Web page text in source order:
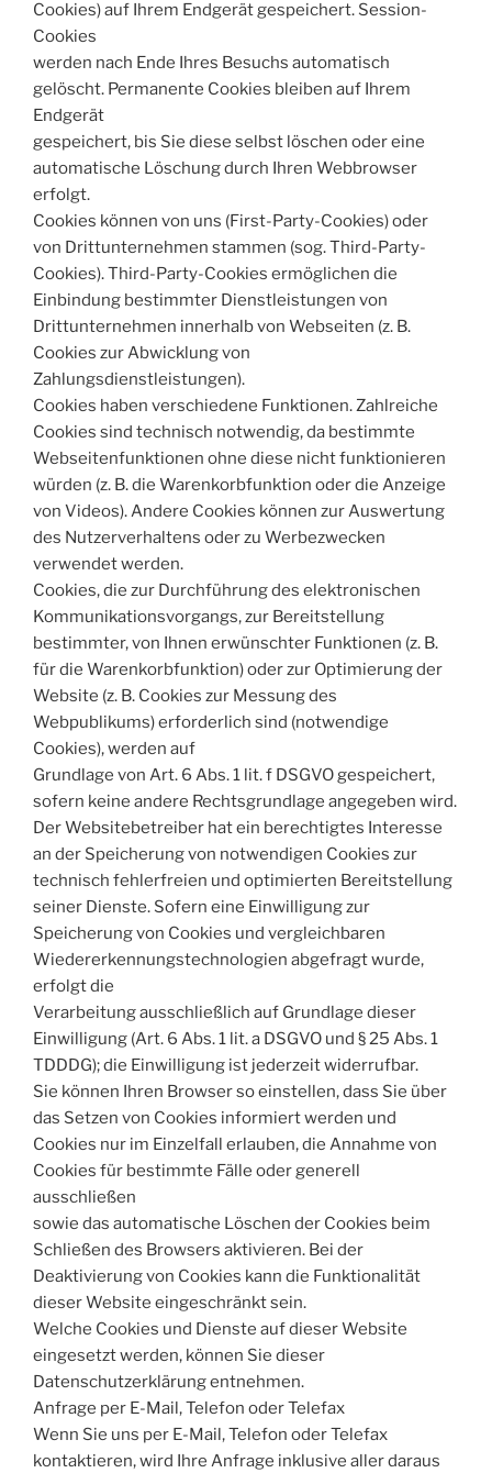
Cookies) auf Ihrem Endgerät gespeichert. Session-
Cookies
werden nach Ende Ihres Besuchs automatisch
gelöscht. Permanente Cookies bleiben auf Ihrem
Endgerät
gespeichert, bis Sie diese selbst löschen oder eine
automatische Löschung durch Ihren Webbrowser
erfolgt.
Cookies können von uns (First-Party-Cookies) oder
von Drittunternehmen stammen (sog. Third-Party-
Cookies). Third-Party-Cookies ermöglichen die
Einbindung bestimmter Dienstleistungen von
Drittunternehmen innerhalb von Webseiten (z. B.
Cookies zur Abwicklung von
Zahlungsdienstleistungen).
Cookies haben verschiedene Funktionen. Zahlreiche
Cookies sind technisch notwendig, da bestimmte
Webseitenfunktionen ohne diese nicht funktionieren
würden (z. B. die Warenkorbfunktion oder die Anzeige
von Videos). Andere Cookies können zur Auswertung
des Nutzerverhaltens oder zu Werbezwecken
verwendet werden.
Cookies, die zur Durchführung des elektronischen
Kommunikationsvorgangs, zur Bereitstellung
bestimmter, von Ihnen erwünschter Funktionen (z. B.
für die Warenkorbfunktion) oder zur Optimierung der
Website (z. B. Cookies zur Messung des
Webpublikums) erforderlich sind (notwendige
Cookies), werden auf
Grundlage von Art. 6 Abs. 1 lit. f DSGVO gespeichert,
sofern keine andere Rechtsgrundlage angegeben wird.
Der Websitebetreiber hat ein berechtigtes Interesse
an der Speicherung von notwendigen Cookies zur
technisch fehlerfreien und optimierten Bereitstellung
seiner Dienste. Sofern eine Einwilligung zur
Speicherung von Cookies und vergleichbaren
Wiedererkennungstechnologien abgefragt wurde,
erfolgt die
Verarbeitung ausschließlich auf Grundlage dieser
Einwilligung (Art. 6 Abs. 1 lit. a DSGVO und § 25 Abs. 1
TDDDG); die Einwilligung ist jederzeit widerrufbar.
Sie können Ihren Browser so einstellen, dass Sie über
das Setzen von Cookies informiert werden und
Cookies nur im Einzelfall erlauben, die Annahme von
Cookies für bestimmte Fälle oder generell
ausschließen
sowie das automatische Löschen der Cookies beim
Schließen des Browsers aktivieren. Bei der
Deaktivierung von Cookies kann die Funktionalität
dieser Website eingeschränkt sein.
Welche Cookies und Dienste auf dieser Website
eingesetzt werden, können Sie dieser
Datenschutzerklärung entnehmen.
Anfrage per E-Mail, Telefon oder Telefax
Wenn Sie uns per E-Mail, Telefon oder Telefax
kontaktieren, wird Ihre Anfrage inklusive aller daraus